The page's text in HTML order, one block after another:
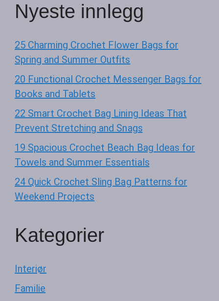
Nyeste innlegg
25 Charming Crochet Flower Bags for
Spring and Summer Outfits
20 Functional Crochet Messenger Bags for
Books and Tablets
22 Smart Crochet Bag Lining Ideas That
Prevent Stretching and Snags
19 Spacious Crochet Beach Bag Ideas for
Towels and Summer Essentials
24 Quick Crochet Sling Bag Patterns for
Weekend Projects
Kategorier
Interiør
Familie